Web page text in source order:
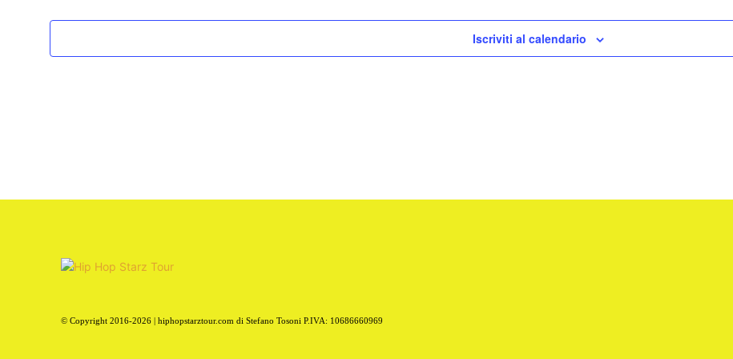
Iscriviti al calendario
© Copyright 2016-2026 | hiphopstarztour.com di Stefano Tosoni P.IVA: 10686660969